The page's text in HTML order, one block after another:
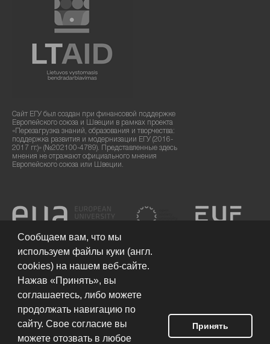
Сайт ЕГУ был создан при финансовой поддержке
Европейского союза и Швеции в рамках проекта
«Перезагрузка знаний, образования и творчества:
поддержка развития и модернизации ЕГУ (2016-
2017 гг.)» (№202100-4789). Представленные здесь
мнения не отражают официального мнения
Европейского союза или Швеции.
Условия использования сайта © 2026 Европейский гуманитарный
Сообщаем вам, что мы
используем файлы куки (англ.
cookies) на нашем веб-сайте.
Нажав «Принять», вы
соглашаетесь, либо можете
продолжать навигацию по
сайту. Свое согласие вы
можете отозвать в любое
Принять